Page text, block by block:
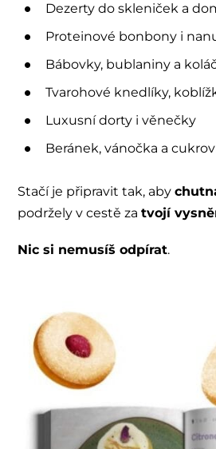
Dezerty do skleniček a
Proteinové bonbony i
Bábovky, bublaniny a
Tvarohové knedlíky,
Luxusní dorty i věnečky
Beránek, vánočka a
Stačí je připravit tak, aby
podržely v cestě zatvojí
Nic si nemusíš odpírat.